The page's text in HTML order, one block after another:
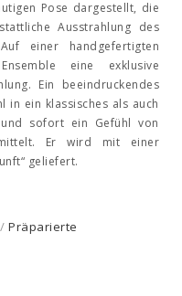
Pose dargestellt, die
Ausstrahlung des
einer handgefertigten
eine exklusive
Ein beeindruckendes
in ein klassisches als auch
sofort ein Gefühl von
Er wird mit einer
geliefert.
/ Präparierte